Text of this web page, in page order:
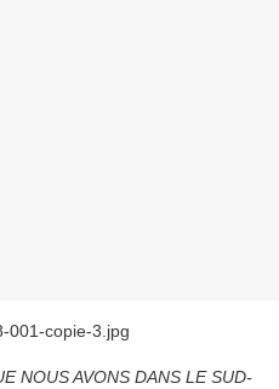
NOUS AVONS DANS LE SUD-